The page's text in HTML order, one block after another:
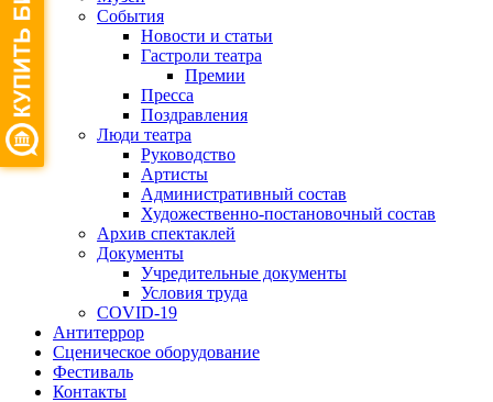
События
Новости и статьи
Гастроли театра
Премии
Пресса
Поздравления
Люди театра
Руководство
Артисты
Административный состав
Художественно-постановочный состав
Архив спектаклей
Документы
Учредительные документы
Условия труда
COVID-19
Антитеррор
Сценическое оборудование
Фестиваль
Контакты